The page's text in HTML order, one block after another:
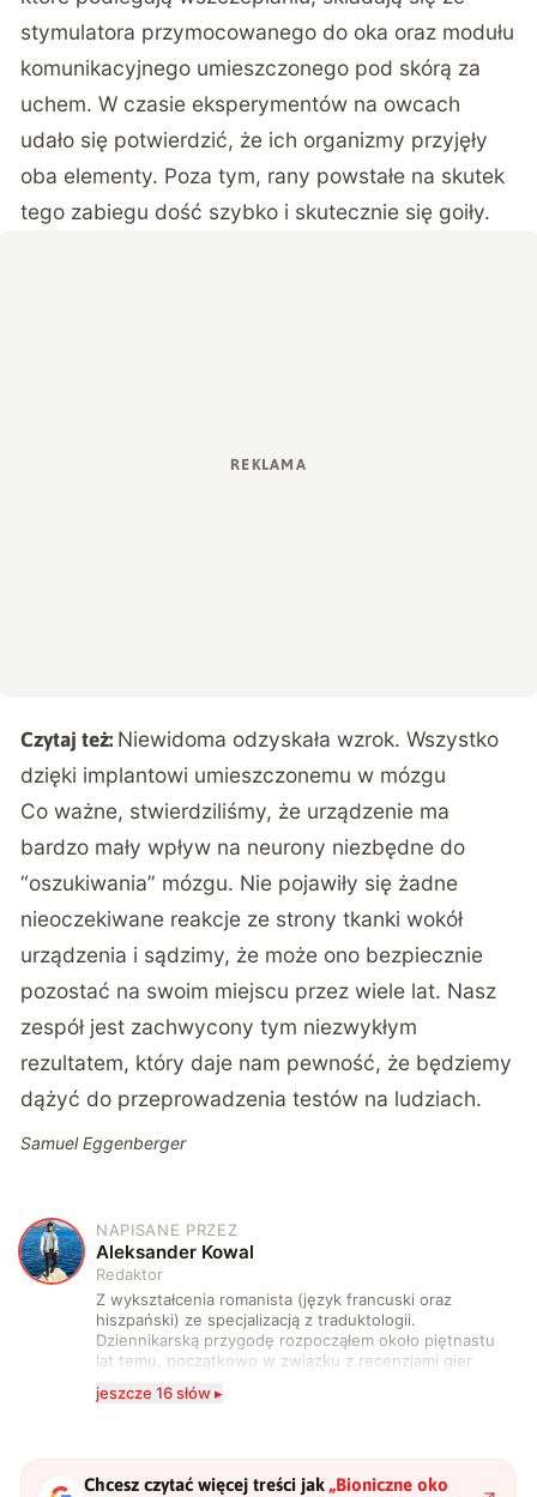
stymulatora przymocowanego do oka oraz modułu
komunikacyjnego umieszczonego pod skórą za
uchem. W czasie eksperymentów na owcach
udało się potwierdzić, że ich organizmy przyjęły
oba elementy. Poza tym, rany powstałe na skutek
tego zabiegu dość szybko i skutecznie się goiły.
Czytaj też: Niewidoma odzyskała wzrok. Wszystko
dzięki implantowi umieszczonemu w mózgu
Co ważne, stwierdziliśmy, że urządzenie ma
bardzo mały wpływ na neurony niezbędne do
“oszukiwania” mózgu. Nie pojawiły się żadne
nieoczekiwane reakcje ze strony tkanki wokół
urządzenia i sądzimy, że może ono bezpiecznie
pozostać na swoim miejscu przez wiele lat. Nasz
zespół jest zachwycony tym niezwykłym
rezultatem, który daje nam pewność, że będziemy
dążyć do przeprowadzenia testów na ludziach.
Samuel Eggenberger
A
NAPISANE PRZEZ
Aleksander Kowal
Redaktor
Z wykształcenia romanista (język francuski oraz
hiszpański) ze specjalizacją z traduktologii.
Dziennikarską przygodę rozpocząłem około piętnastu
lat temu, początkowo w związku z recenzjami gier
zdecydowanie częściej na tematy związane z nauką
także uprawiać oraz oglądać sport.
jeszcze 16 słów ▸
Chcesz czytać więcej treści jak „Bioniczne oko